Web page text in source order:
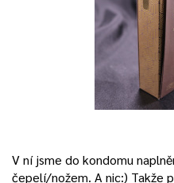
V ní jsme do kondomu
čepelí/nožem. A nic:) Takže